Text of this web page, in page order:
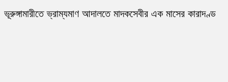
ভূরুঙ্গামারীতে ভ্রাম্যমাণ আদালতে মাদকসেবীর এক মাসের কারাদণ্ড